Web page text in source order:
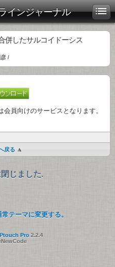
インジャーナル
併したサルコイドーシス
/
員向けのサービスとなります。
戻る
じました.
常テーマに変更する。
Pro2.2.4